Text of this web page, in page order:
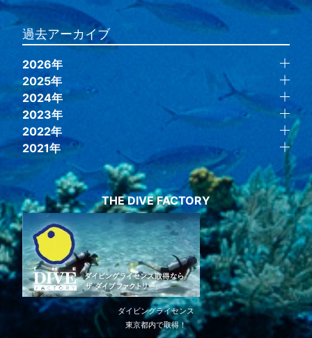
過去アーカイブ
2026年
2025年
2024年
2023年
2022年
2021年
THE DIVE FACTORY
ダイビングライセンス
東京都内で取得！